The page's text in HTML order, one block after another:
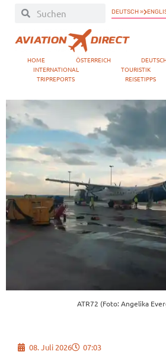
DEUTSCH »
HOME ÖSTERREICH
INTERNATIONAL
TOURISTIK
TRIPREPORTS
REISETIPPS
ATR72 (Foto: Angelika
08. Juli 2026 07:03